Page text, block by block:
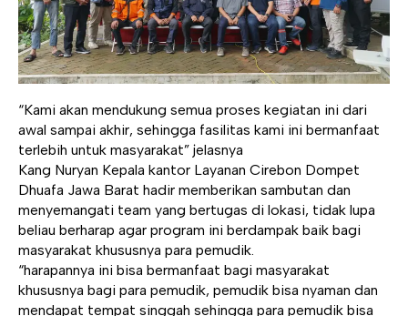
“Kami akan mendukung semua proses kegiatan ini dari
awal sampai akhir, sehingga fasilitas kami ini bermanfaat
terlebih untuk masyarakat” jelasnya
Kang Nuryan Kepala kantor Layanan Cirebon Dompet
Dhuafa Jawa Barat hadir memberikan sambutan dan
menyemangati team yang bertugas di lokasi, tidak lupa
beliau berharap agar program ini berdampak baik bagi
masyarakat khususnya para pemudik.
“harapannya ini bisa bermanfaat bagi masyarakat
khususnya bagi para pemudik, pemudik bisa nyaman dan
mendapat tempat singgah sehingga para pemudik bisa